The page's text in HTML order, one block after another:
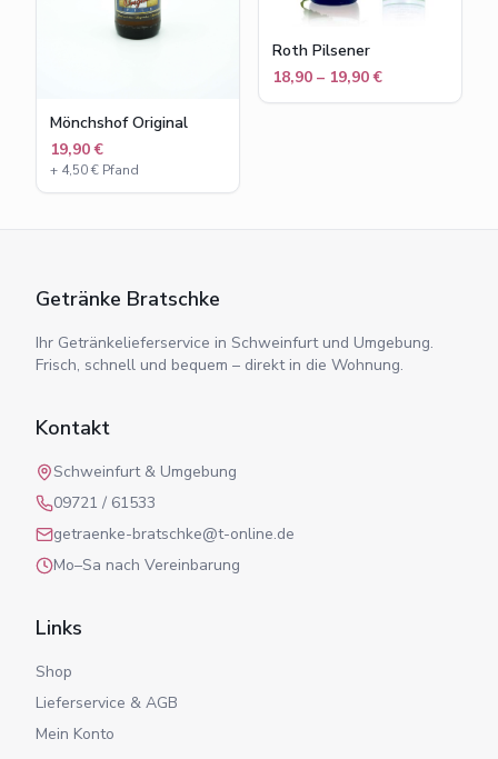
Mönchshof Original
19,90 €
+ 4,50€ Pfand
Roth Pilsener
18,90 – 19,90 €
Getränke Bratschke
Ihr Getränkelieferservice in Schweinfurt und Umgebung.
Frisch, schnell und bequem – direkt in die Wohnung.
Kontakt
Schweinfurt & Umgebung
09721 / 61533
getraenke-bratschke@t-online.de
Mo–Sa nach Vereinbarung
Links
Shop
Lieferservice & AGB
Mein Konto